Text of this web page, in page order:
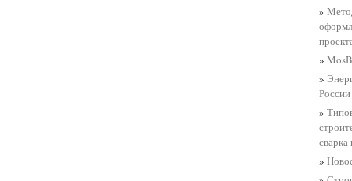
»
»
»
России
»
»